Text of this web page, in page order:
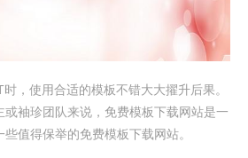
，使用合适的模板不错大大擢升后果。
或袖珍团队来说，免费模板下载网站是一
值得保举的免费模板下载网站。